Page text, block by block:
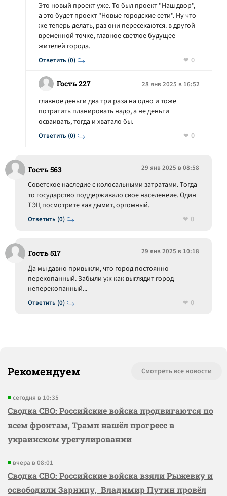
Ответить (0)
Это новый проект уже. То был проект "Наш двор",
а это будет проект "Новые городские сети". Ну что
же теперь делать, раз они пересекаются. в другой
временной точке, главное светлое будущее
жителей города.
0
Гость 227 28 янв 2025 в 16:52
Ответить (0)
главное деньги два три раза на одно и тоже
потратить планировать надо, а не деньги
осваивать, тогда и хватало бы.
0
Гость 563 29 янв 2025 в 08:58
Ответить (0)
Советское наследие с колосальными затратами. Тогда
то государство поддерживало свое населенеие. Один
ТЭЦ посмотрите как дымит, оргомный.
0
Гость 517 29 янв 2025 в 10:18
Ответить (0)
Да мы давно привыкли, что город постоянно
перекопанный. Забыли уж как выглядит город
неперекопанный...
0
Рекомендуем Смотреть все новости
сегодня в 10:35
Сводка СВО: Российские войска продвигаются по
всем фронтам, Трамп нашёл прогресс в
украинском урегулировании
вчера в 08:01
Сводка СВО: Российские войска взяли Рыжевку и
освободили Зарницу, Владимир Путин провёл